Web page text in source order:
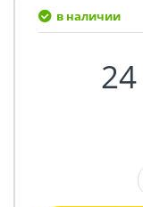
в наличии